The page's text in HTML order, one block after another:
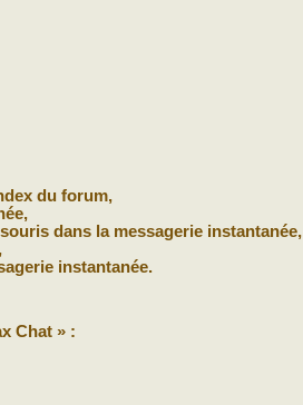
du forum,
dans la messagerie instantanée,
instantanée.
Chat » :